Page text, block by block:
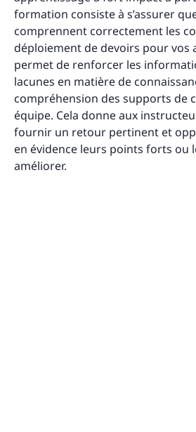
formation consiste à s’assurer
comprennent correctement les
déploiement de devoirs pour vos
permet de renforcer les
lacunes en matière de
compréhension des supports de
équipe. Cela donne aux
fournir un retour pertinent et
en évidence leurs points forts ou
améliorer.